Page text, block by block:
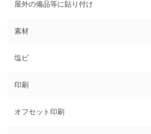
屋外の備品等に貼り付け
素材
塩ビ
印刷
オフセット印刷